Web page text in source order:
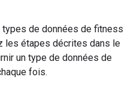
types de données de fitness
les étapes décrites dans le
un type de données de
fois.